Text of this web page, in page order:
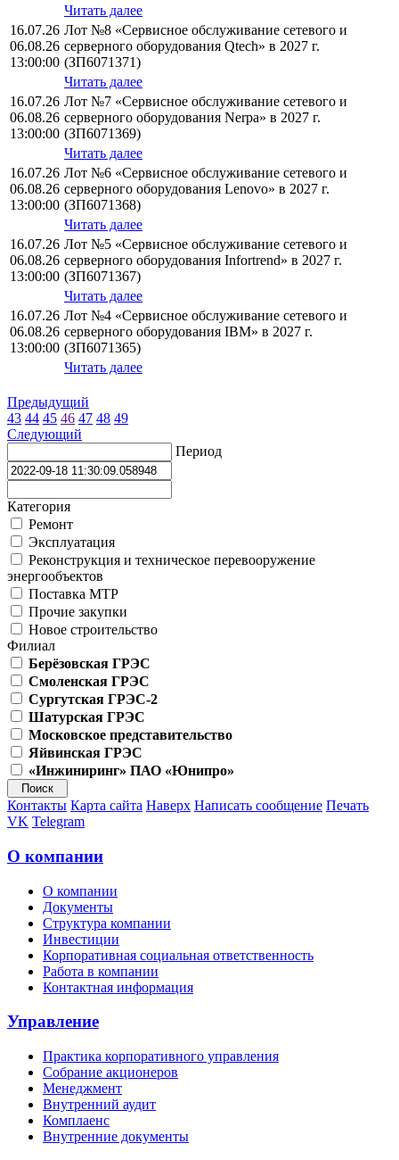
Читать далее
16.07.26
06.08.26
13:00:00
Лот №8 «Сервисное обслуживание сетевого и
серверного оборудования Qtech» в 2027 г.
(ЗП6071371)
Читать далее
16.07.26
06.08.26
13:00:00
Лот №7 «Сервисное обслуживание сетевого и
серверного оборудования Nerpa» в 2027 г.
(ЗП6071369)
Читать далее
16.07.26
06.08.26
13:00:00
Лот №6 «Сервисное обслуживание сетевого и
серверного оборудования Lenovo» в 2027 г.
(ЗП6071368)
Читать далее
16.07.26
06.08.26
13:00:00
Лот №5 «Сервисное обслуживание сетевого и
серверного оборудования Infortrend» в 2027 г.
(ЗП6071367)
Читать далее
16.07.26
06.08.26
13:00:00
Лот №4 «Сервисное обслуживание сетевого и
серверного оборудования IBM» в 2027 г.
(ЗП6071365)
Читать далее
Предыдущий
43 44 45 46 47 48 49
Следующий
Период
Категория
Ремонт
Эксплуатация
Реконструкция и техническое перевооружение
энергообъектов
Поставка МТР
Прочие закупки
Новое строительство
Филиал
Берёзовская ГРЭС
Смоленская ГРЭС
Сургутская ГРЭС-2
Шатурская ГРЭС
Московское представительство
Яйвинская ГРЭС
«Инжиниринг» ПАО «Юнипро»
Контакты Карта сайта Наверх Написать сообщение Печать
VK Telegram
О компании
О компании
Документы
Структура компании
Инвестиции
Корпоративная социальная ответственность
Работа в компании
Контактная информация
Управление
Практика корпоративного управления
Собрание акционеров
Менеджмент
Внутренний аудит
Комплаенс
Внутренние документы